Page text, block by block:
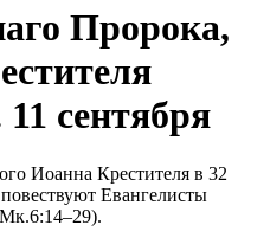
Пророка,
сентября
Иоанна Крестителя в 32
Евангелисты